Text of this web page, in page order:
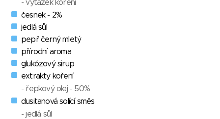
- výtažek koření
česnek - 2%
jedlá sůl
pepř černý mletý
přírodní aroma
glukózový sirup
extrakty koření
- řepkový olej - 50%
dusitanová solící směs
- jedlá sůl